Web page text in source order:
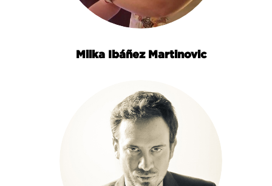
Milka Ibáñez Martinovic